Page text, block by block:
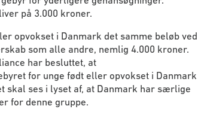
på 3.000 kroner.
opvokset i Danmark det samme beløb ved
som alle andre, nemlig 4.000 kroner.
har besluttet, at
for unge født eller opvokset i
skal ses i lyset af, at Danmark har særlige
for denne gruppe.